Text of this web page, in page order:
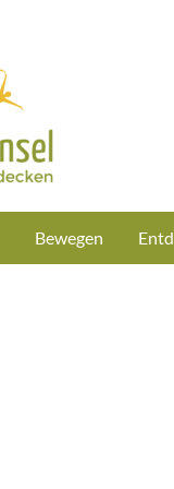
Bewegen